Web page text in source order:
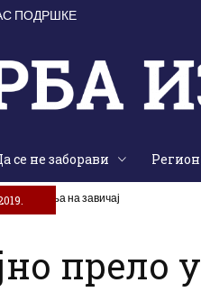
ПОДРШКЕ
се не заборави Регион
и сјећања на завичај
прело у